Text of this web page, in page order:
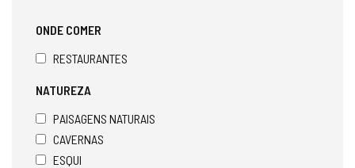
ONDE COMER
RESTAURANTES
NATUREZA
PAISAGENS NATURAIS
CAVERNAS
ESQUI